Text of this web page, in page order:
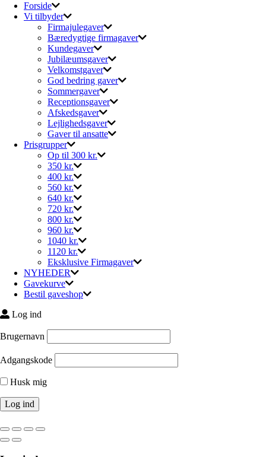
Forside
Vi tilbyder
Firmajulegaver
Bæredygtige firmagaver
Kundegaver
Jubilæumsgaver
Velkomstgaver
God bedring gaver
Sommergaver
Receptionsgaver
Afskedsgaver
Lejlighedsgaver
Gaver til ansatte
Prisgrupper
Op til 300 kr.
350 kr.
400 kr.
560 kr.
640 kr.
720 kr.
800 kr.
960 kr.
1040 kr.
1120 kr.
Eksklusive Firmagaver
NYHEDER
Gavekurve
Bestil gaveshop
Log ind
Brugernavn
Adgangskode
Husk mig